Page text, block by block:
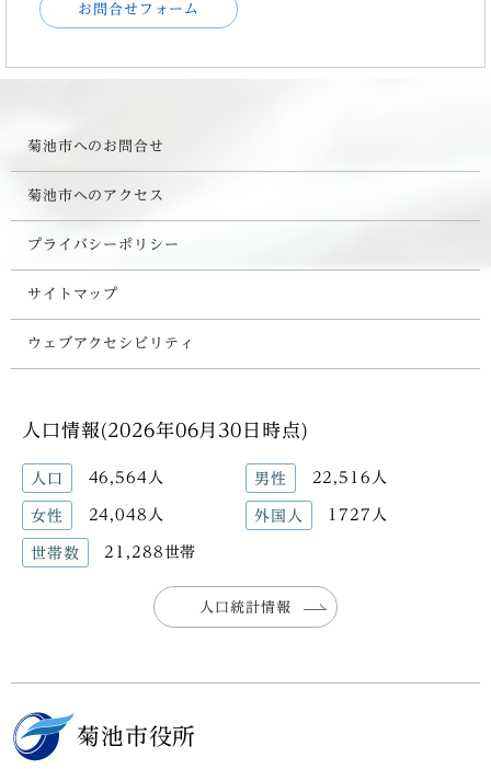
お問合せフォーム
菊池市へのお問合せ
菊池市へのアクセス
プライバシーポリシー
サイトマップ
ウェブアクセシビリティ
人口情報(2026年06月30日時点)
人口 46,564人 男性 22,516人
女性 24,048人 外国人 1727人
世帯数 21,288世帯
人口統計情報
菊池市役所